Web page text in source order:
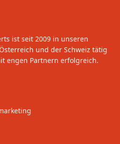
ist seit 2009 in unseren
und der Schweiz tätig
engen Partnern erfolgreich.